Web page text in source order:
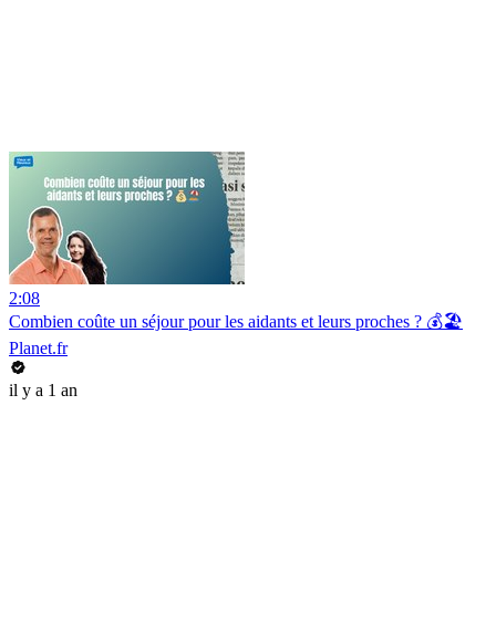
2:08
Combien coûte un séjour pour les aidants et leurs proches ? 💰🏖️
Planet.fr
il y a 1 an